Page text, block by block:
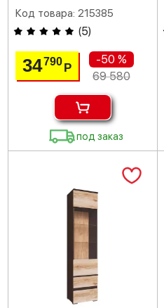
Код товара: 215385
(5)
34790Р
-50 %
69 580
под заказ